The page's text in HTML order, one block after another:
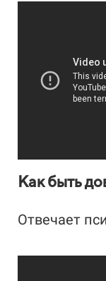
Как быть
Отвечает